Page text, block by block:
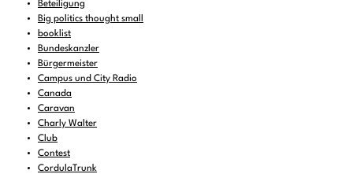
Beteiligung
Big politics thought small
booklist
Bundeskanzler
Bürgermeister
Campus und City Radio
Canada
Caravan
Charly Walter
Club
Contest
CordulaTrunk